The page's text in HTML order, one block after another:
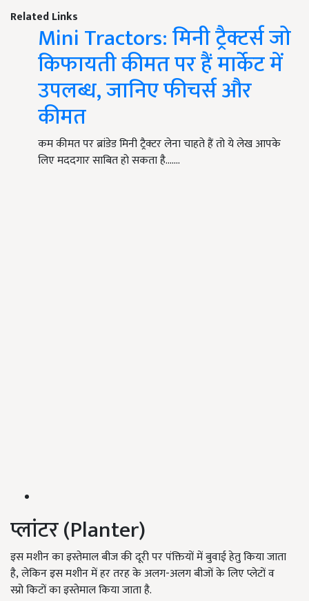
Related Links
Mini Tractors: मिनी ट्रैक्टर्स जो
किफायती कीमत पर हैं मार्केट में
उपलब्ध, जानिए फीचर्स और
कीमत
कम कीमत पर ब्रांडेड मिनी ट्रैक्टर लेना चाहते हैं तो ये लेख आपके
लिए मददगार साबित हो सकता है....…
प्लांटर (Planter)
इस मशीन का इस्तेमाल बीज की दूरी पर पंक्तियों में बुवाई हेतु किया जाता
है, लेकिन इस मशीन में हर तरह के अलग-अलग बीजों के लिए प्लेटों व
स्प्रो किटों का इस्तेमाल किया जाता है.